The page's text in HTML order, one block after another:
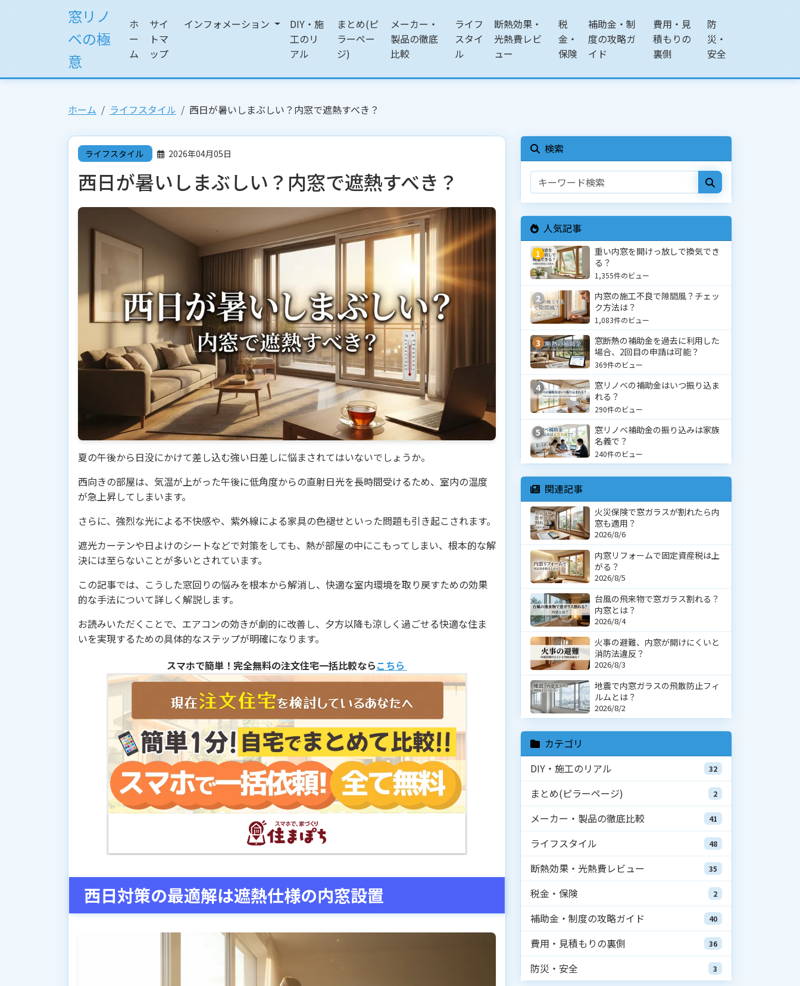
窓リノ
ベの極
意
ホ
ー
ム
サイ
トマ
ップ
インフォメーション
DIY・施
工のリ
アル
まとめ(ピ
ラーペー
ジ)
メーカー・
製品の徹底
比較
ライフ
スタイ
ル
断熱効果・
光熱費レビ
ュー
税
金・
保険
補助金・制
度の攻略ガ
イド
費用・見
積もりの
裏側
防
災・
安全
ホーム ライフスタイル 西日が暑いしまぶしい？内窓で遮熱すべき？
ライフスタイル 2026年04月05日
西日が暑いしまぶしい？内窓で遮熱すべき？
夏の午後から日没にかけて差し込む強い日差しに悩まされてはいないでしょうか。
西向きの部屋は、気温が上がった午後に低角度からの直射日光を長時間受けるため、室内の温度
が急上昇してしまいます。
さらに、強烈な光による不快感や、紫外線による家具の色褪せといった問題も引き起こされます。
遮光カーテンや日よけのシートなどで対策をしても、熱が部屋の中にこもってしまい、根本的な解
決には至らないことが多いとされています。
この記事では、こうした窓回りの悩みを根本から解消し、快適な室内環境を取り戻すための効果
的な手法について詳しく解説します。
お読みいただくことで、エアコンの効きが劇的に改善し、夕方以降も涼しく過ごせる快適な住ま
いを実現するための具体的なステップが明確になります。
スマホで簡単！完全無料の注文住宅一括比較ならこちら
西日対策の最適解は遮熱仕様の内窓設置
検索
人気記事
1
重い内窓を開けっ放しで換気でき
る？
1,355件のビュー
2
内窓の施工不良で隙間風？チェッ
ク方法は？
1,083件のビュー
3
窓断熱の補助金を過去に利用した
場合、2回目の申請は可能？
369件のビュー
4
窓リノベの補助金はいつ振り込ま
れる？
290件のビュー
5
窓リノベ補助金の振り込みは家族
名義で？
240件のビュー
関連記事
火災保険で窓ガラスが割れたら内
窓も適用？
2026/8/6
内窓リフォームで固定資産税は上
がる？
2026/8/5
台風の飛来物で窓ガラス割れる？
内窓とは？
2026/8/4
火事の避難、内窓が開けにくいと
消防法違反？
2026/8/3
地震で内窓ガラスの飛散防止フィ
ルムとは？
2026/8/2
カテゴリ
DIY・施工のリアル
32
まとめ(ピラーページ) 2
メーカー・製品の徹底比較 41
ライフスタイル 48
断熱効果・光熱費レビュー 35
税金・保険 2
補助金・制度の攻略ガイド 40
費用・見積もりの裏側 36
防災・安全 3